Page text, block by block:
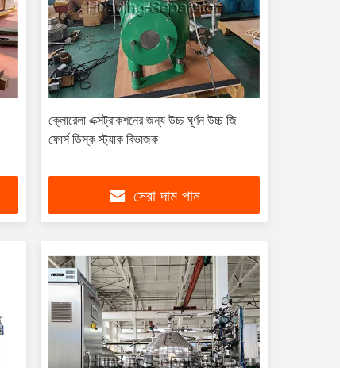
ক্লোরেলা এক্সট্রাকশনের জন্য উচ্চ ঘূর্ণন উচ্চ জি
ফোর্স ডিস্ক স্ট্যাক বিভাজক
সেরা দাম পান